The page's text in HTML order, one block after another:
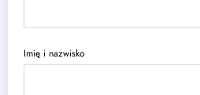
Imię i nazwisko